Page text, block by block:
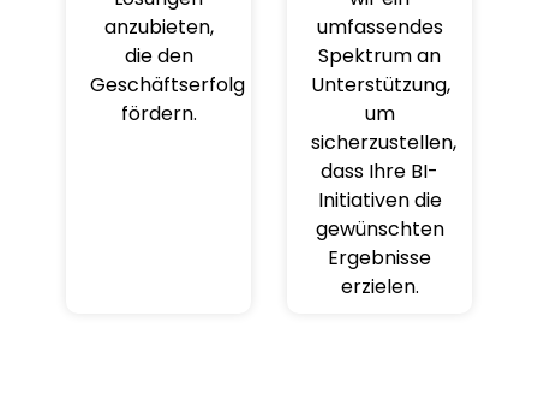
anzubieten,
die den
Geschäftserfolg
fördern.
umfassendes
Spektrum an
Unterstützung,
um
sicherzustellen,
dass Ihre BI-
Initiativen die
gewünschten
Ergebnisse
erzielen.